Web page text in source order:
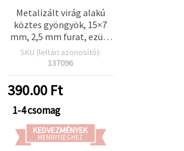
Metalizált virág alakú
köztes gyöngyök, 15×7
mm, 2,5 mm furat, ezüst
színű, 20 g (~28 db) –
ékszerkészítéshez,
nyakláncokhoz és DIY
projektekhez
SKU (leltári azonosító):
137096
390.00Ft
1-4 csomag
KEDVEZMÉNYEK
MENNYISÉGHEZ